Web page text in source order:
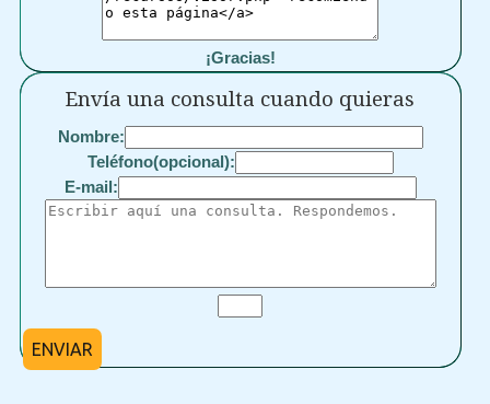
¡Gracias!
Envía una consulta cuando quieras
Nombre:
Teléfono(opcional):
E-mail:
ENVIAR